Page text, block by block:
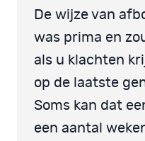
De wijze van
was prima en
als u klachten
op de laatste
Soms kan dat
een aantal